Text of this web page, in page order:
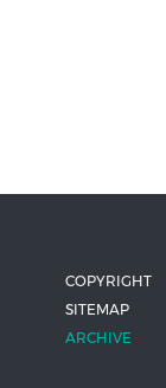
COPYRIGHT
SITEMAP
ARCHIVE